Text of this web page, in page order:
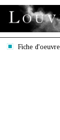
Fiche d'oeuvre